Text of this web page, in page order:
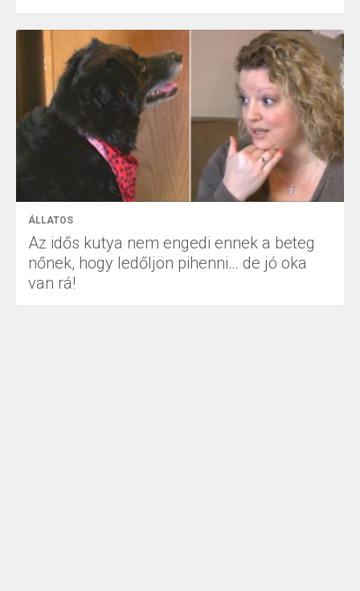
ÁLLATOS
Az idős kutya nem engedi ennek a beteg
nőnek, hogy ledőljön pihenni… de jó oka
van rá!